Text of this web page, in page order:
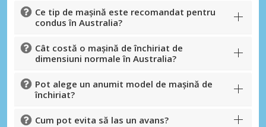
Ce tip de mașină este recomandat pentru
condus în Australia?
Cât costă o mașină de închiriat de
dimensiuni normale în Australia?
Pot alege un anumit model de mașină de
închiriat?
Cum pot evita să las un avans?